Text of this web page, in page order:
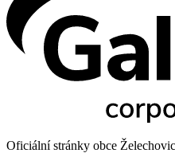
Oficiální stránky obce